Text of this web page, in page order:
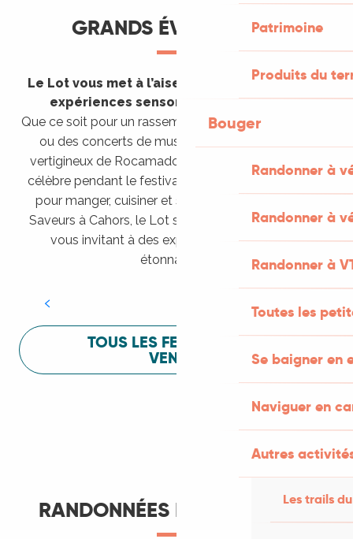
Patrimoine
Produits du
Bouger
Randonner à
Randonner à
Randonner à
Toutes les
Se baigner en
Naviguer en
Autres
Les trails
GRANDS ÉVÈNEMENTS
Le Lot vous met à l’aise en vous invitant à des
expériences sensorielles étonnantes !
Que ce soit pour un rassemblement de montgolfières
ou des concerts de musique sacrée dans le site
vertigineux de Rocamadour, pour écouter un opéra
célèbre pendant le festival de Saint-Céré ou encore
pour manger, cuisiner et s’amuser pendant Lot of
Saveurs à Cahors, le Lot sait vous mettre à l’aise en
vous invitant à des expériences sensorielles
étonnantes !
Festival Lot of Saveurs
TOUS LES FESTIVALS À
VENIR
RANDONNÉES ET ITINÉRANCE